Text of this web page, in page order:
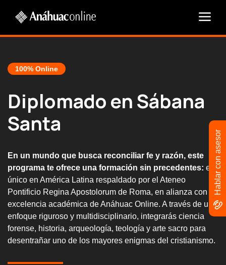
100% Online
Diplomado en Sábana
Santa
En un mundo que busca reconciliar fe y razón, este
programa te ofrece una formación sin precedentes: el
único en América Latina respaldado por el Ateneo
Pontificio Regina Apostolorum de Roma, en alianza con la
excelencia académica de Anáhuac Online. A través de un
enfoque riguroso y multidisciplinario, integrarás ciencia
forense, historia, arqueología, teología y arte sacro para
desentrañar uno de los mayores enigmas del cristianismo.
Hablar con asesor